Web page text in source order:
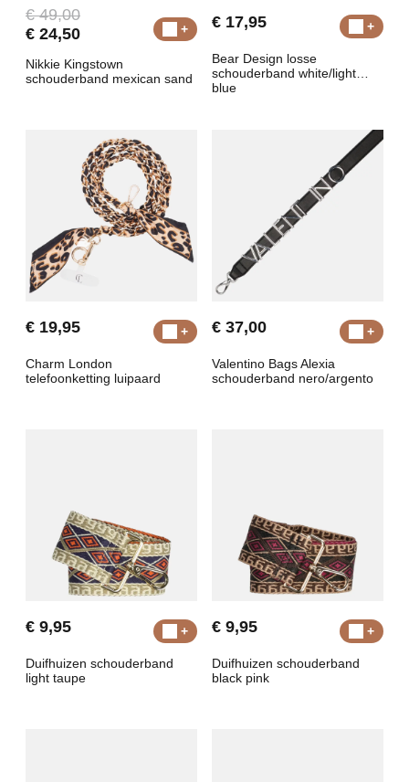
€ 49,00
€ 24,50
Nikkie Kingstown
schouderband mexican sand
€ 17,95
Bear Design losse
schouderband white/light
blue
€ 19,95
Charm London
telefoonketting luipaard
€ 37,00
Valentino Bags Alexia
schouderband nero/argento
€ 9,95
Duifhuizen schouderband
light taupe
€ 9,95
Duifhuizen schouderband
black pink